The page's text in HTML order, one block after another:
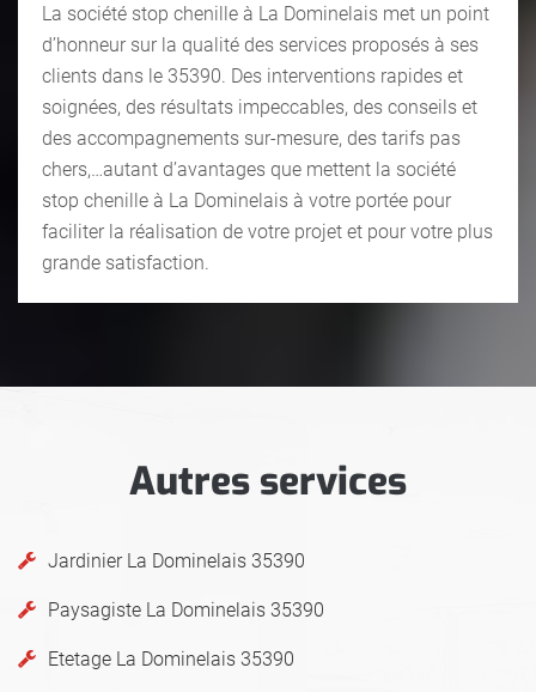
La société stop chenille à La Dominelais met un point
d’honneur sur la qualité des services proposés à ses
clients dans le 35390. Des interventions rapides et
soignées, des résultats impeccables, des conseils et
des accompagnements sur-mesure, des tarifs pas
chers,…autant d’avantages que mettent la société
stop chenille à La Dominelais à votre portée pour
faciliter la réalisation de votre projet et pour votre plus
grande satisfaction.
Autres services
Jardinier La Dominelais 35390
Paysagiste La Dominelais 35390
Etetage La Dominelais 35390